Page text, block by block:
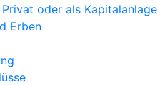
oder als Kapitalanlage
Erben